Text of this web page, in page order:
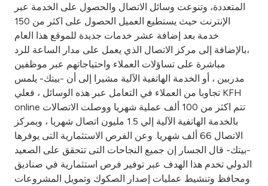
المتعددة، وتنوعت وسائل الاتصال والحصول على الخدمة عبر
الإنترنت حيث يستطيع العميل الحصول على اكثر من 150
خدمة بعد إضافة عشر خدمات جديدة للموقع هذا العام
،بالإضافة إلى مركز الاتصال الذي يعمل على مدار الساعة للرد
مباشرة على تساؤلات العملاء واحتياجاتهم عبر موظفين
مدربين ، أو الخدمة الهاتفية الآلية مشيرا إلى أن -بيتك- يلمس
تجاوبا من العملاء في التعامل عبر هذه الوسائل ، فعلي KFH
online تتم اكثر من 100 ألف عملية شهريا ووصلت الاتصالات
بالخدمة الهاتفية الآلية إلي 1.5 مليون اتصال شهريا ، وبمركز
الاتصال 66 ألف شهريا. وعن الفرص الاستثمارية التى يوفرها
-بيتك- قال الجسار إن جميع النجاحات التى تتحقق على الصعيد
الدولي تخدم هذا الهدف عبر توفير فرص استثمارية في صناديق
ومحافظ وتنشيط عمليات إصدار الصكوك وتمويل المشروعات